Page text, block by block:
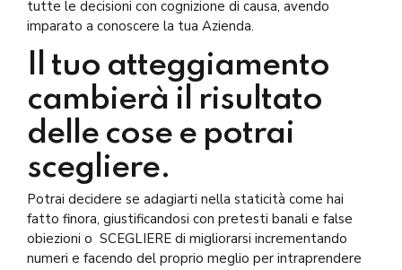
tutte le decisioni con cognizione di causa, avendo
imparato a conoscere la tua Azienda.
Il tuo atteggiamento
cambierà il risultato
delle cose e potrai
scegliere.
Potrai decidere se adagiarti nella staticità come hai
fatto finora, giustificandosi con pretesti banali e false
obiezioni o SCEGLIERE di migliorarsi incrementando
numeri e facendo del proprio meglio per intraprendere